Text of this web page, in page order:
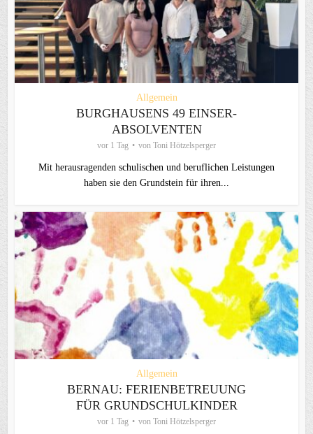
Allgemein
BURGHAUSENS 49 EINSER-
ABSOLVENTEN
vor 1 Tag von Toni Hötzelsperger
Mit herausragenden schulischen und beruflichen Leistungen
haben sie den Grundstein für ihren...
Allgemein
BERNAU: FERIENBETREUUNG
FÜR GRUNDSCHULKINDER
vor 1 Tag von Toni Hötzelsperger